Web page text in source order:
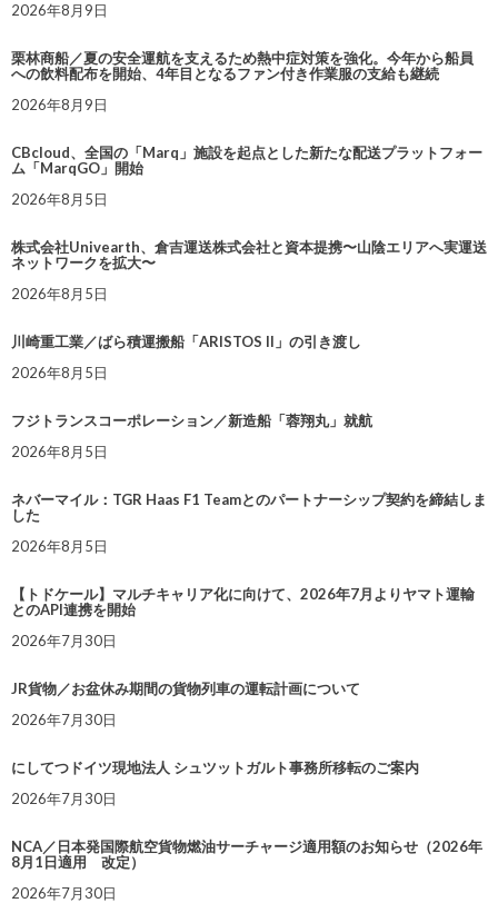
2026年8月9日
栗林商船／夏の安全運航を支えるため熱中症対策を強化。今年から船員
への飲料配布を開始、4年目となるファン付き作業服の支給も継続
2026年8月9日
CBcloud、全国の「Marq」施設を起点とした新たな配送プラットフォー
ム「MarqGO」開始
2026年8月5日
株式会社Univearth、倉吉運送株式会社と資本提携〜山陰エリアへ実運送
ネットワークを拡大〜
2026年8月5日
川崎重工業／ばら積運搬船「ARISTOS II」の引き渡し
2026年8月5日
フジトランスコーポレーション／新造船「蓉翔丸」就航
2026年8月5日
ネバーマイル：TGR Haas F1 Teamとのパートナーシップ契約を締結しま
した
2026年8月5日
【トドケール】マルチキャリア化に向けて、2026年7月よりヤマト運輸
とのAPI連携を開始
2026年7月30日
JR貨物／お盆休み期間の貨物列車の運転計画について
2026年7月30日
にしてつドイツ現地法人 シュツットガルト事務所移転のご案内
2026年7月30日
NCA／日本発国際航空貨物燃油サーチャージ適用額のお知らせ（2026年
8月1日適用 改定）
2026年7月30日